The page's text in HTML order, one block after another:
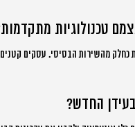
טכנולוגיות
כחלק מהשירות הבסיסי. עסקים
החדש?